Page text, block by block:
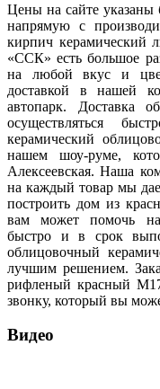
Цены на сайте указаны
напрямую с
кирпич керамический
«ССК» есть большое
на любой вкус и
доставкой в нашей
автопарк. Доставка
осуществляться
керамический
нашем шоу-руме,
Алексеевская. Наша
на каждый товар мы
построить дом из
вам может помочь
быстро и в срок
облицовочный
лучшим решением.
рифленый красный
звонку, который вы
Видео